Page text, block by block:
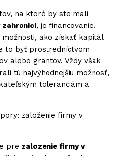
na ktoré by ste mali
zahranici, je financovanie.
ako získať kapitál
to byť prostredníctvom
alebo grantov. Vždy však
tú najvýhodnejšiu možnosť,
toleranciám a
založenie firmy v
pre zalozenie firmy v